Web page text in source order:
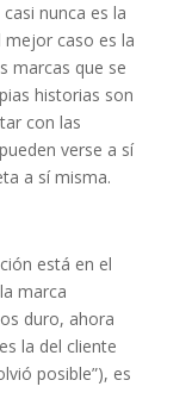
nunca es la
caso es la
marcas que se
historias son
con las
verse a sí
a sí misma.
está en el
marca
duro, ahora
la del cliente
posible”), es